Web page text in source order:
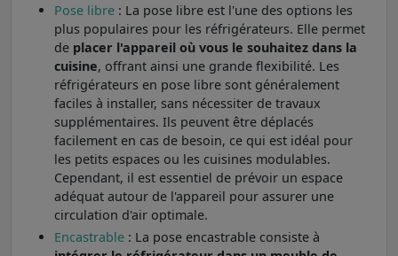
Pose libre : La pose libre est l'une des options les
plus populaires pour les réfrigérateurs. Elle permet
de placer l'appareil où vous le souhaitez dans la
cuisine, offrant ainsi une grande flexibilité. Les
réfrigérateurs en pose libre sont généralement
faciles à installer, sans nécessiter de travaux
supplémentaires. Ils peuvent être déplacés
facilement en cas de besoin, ce qui est idéal pour
les petits espaces ou les cuisines modulables.
Cependant, il est essentiel de prévoir un espace
adéquat autour de l'appareil pour assurer une
circulation d'air optimale.
Encastrable : La pose encastrable consiste à